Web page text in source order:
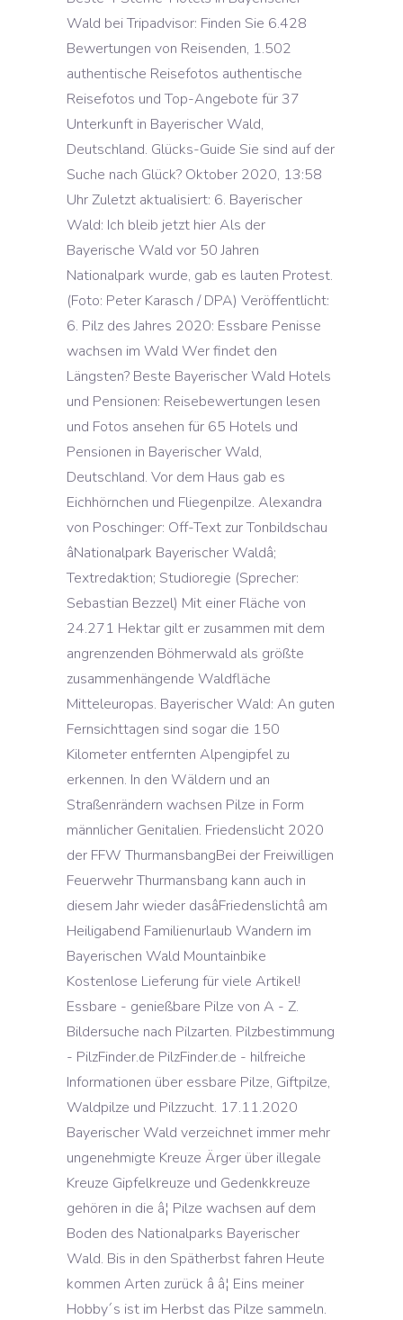
Wald bei Tripadvisor: Finden Sie 6.428
Bewertungen von Reisenden, 1.502
authentische Reisefotos authentische
Reisefotos und Top-Angebote für 37
Unterkunft in Bayerischer Wald,
Deutschland. Glücks-Guide Sie sind auf der
Suche nach Glück? Oktober 2020, 13:58
Uhr Zuletzt aktualisiert: 6. Bayerischer
Wald: Ich bleib jetzt hier Als der
Bayerische Wald vor 50 Jahren
Nationalpark wurde, gab es lauten Protest.
(Foto: Peter Karasch / DPA) Veröffentlicht:
6. Pilz des Jahres 2020: Essbare Penisse
wachsen im Wald Wer findet den
Längsten? Beste Bayerischer Wald Hotels
und Pensionen: Reisebewertungen lesen
und Fotos ansehen für 65 Hotels und
Pensionen in Bayerischer Wald,
Deutschland. Vor dem Haus gab es
Eichhörnchen und Fliegenpilze. Alexandra
von Poschinger: Off-Text zur Tonbildschau
âNationalpark Bayerischer Waldâ;
Textredaktion; Studioregie (Sprecher:
Sebastian Bezzel) Mit einer Fläche von
24.271 Hektar gilt er zusammen mit dem
angrenzenden Böhmerwald als größte
zusammenhängende Waldfläche
Mitteleuropas. Bayerischer Wald: An guten
Fernsichttagen sind sogar die 150
Kilometer entfernten Alpengipfel zu
erkennen. In den Wäldern und an
Straßenrändern wachsen Pilze in Form
männlicher Genitalien. Friedenslicht 2020
der FFW ThurmansbangBei der Freiwilligen
Feuerwehr Thurmansbang kann auch in
diesem Jahr wieder dasâFriedenslichtâ am
Heiligabend Familienurlaub Wandern im
Bayerischen Wald Mountainbike
Kostenlose Lieferung für viele Artikel!
Essbare - genießbare Pilze von A - Z.
Bildersuche nach Pilzarten. Pilzbestimmung
- PilzFinder.de PilzFinder.de - hilfreiche
Informationen über essbare Pilze, Giftpilze,
Waldpilze und Pilzzucht. 17.11.2020
Bayerischer Wald verzeichnet immer mehr
ungenehmigte Kreuze Ärger über illegale
Kreuze Gipfelkreuze und Gedenkkreuze
gehören in die â¦ Pilze wachsen auf dem
Boden des Nationalparks Bayerischer
Wald. Bis in den Spätherbst fahren Heute
kommen Arten zurück â â¦ Eins meiner
Hobby´s ist im Herbst das Pilze sammeln.